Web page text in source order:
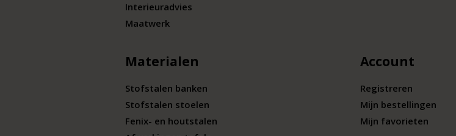
Interieuradvies
Maatwerk
Materialen
Stofstalen banken
Stofstalen stoelen
Fenix- en houtstalen
Account
Registreren
Mijn bestellingen
Mijn favorieten